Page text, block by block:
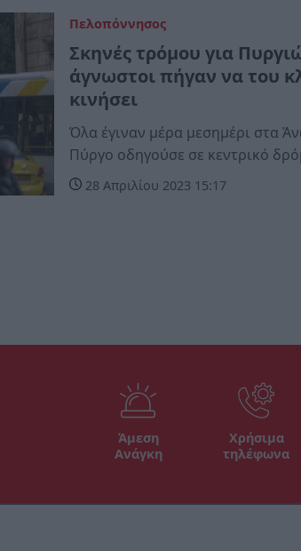
Πελοπόννησος
Σκηνές τρόμου για
άγνωστοι πήγαν να του
κινήσει
Όλα έγιναν μέρα μεσημέρι στα
Πύργο οδηγούσε σε κεντρικό
28 Απριλίου 2023 15:17
Άμεση
Ανάγκη
Χρήσιμα
τηλέφωνα